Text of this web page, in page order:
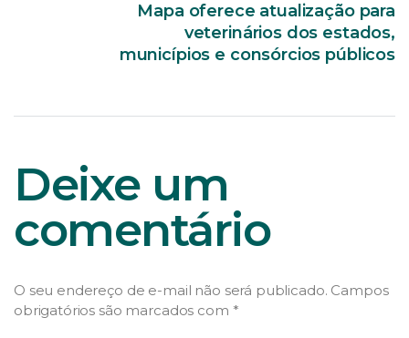
Mapa oferece atualização para
veterinários dos estados,
municípios e consórcios públicos
Deixe um
comentário
O seu endereço de e-mail não será publicado. Campos
obrigatórios são marcados com *